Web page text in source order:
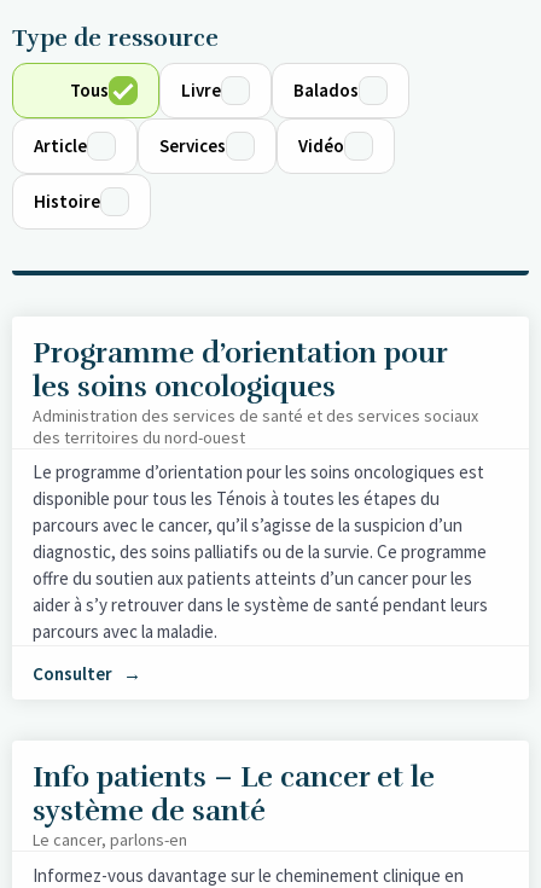
Type de ressource
Tous Livre Balados
Article Services Vidéo
Histoire
Programme d’orientation pour
les soins oncologiques
Administration des services de santé et des services sociaux
des territoires du nord-ouest
Le programme d’orientation pour les soins oncologiques est
disponible pour tous les Ténois à toutes les étapes du
parcours avec le cancer, qu’il s’agisse de la suspicion d’un
diagnostic, des soins palliatifs ou de la survie. Ce programme
offre du soutien aux patients atteints d’un cancer pour les
aider à s’y retrouver dans le système de santé pendant leurs
parcours avec la maladie.
Consulter
Info patients – Le cancer et le
système de santé
Le cancer, parlons-en
Informez-vous davantage sur le cheminement clinique en